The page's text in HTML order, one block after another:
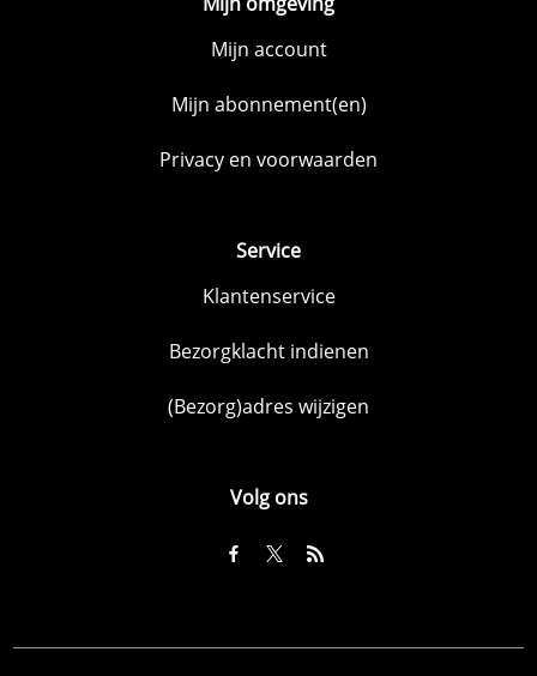
Mijn account
Mijn abonnement(en)
Privacy en voorwaarden
Service
Klantenservice
Bezorgklacht indienen
(Bezorg)adres wijzigen
Volg ons